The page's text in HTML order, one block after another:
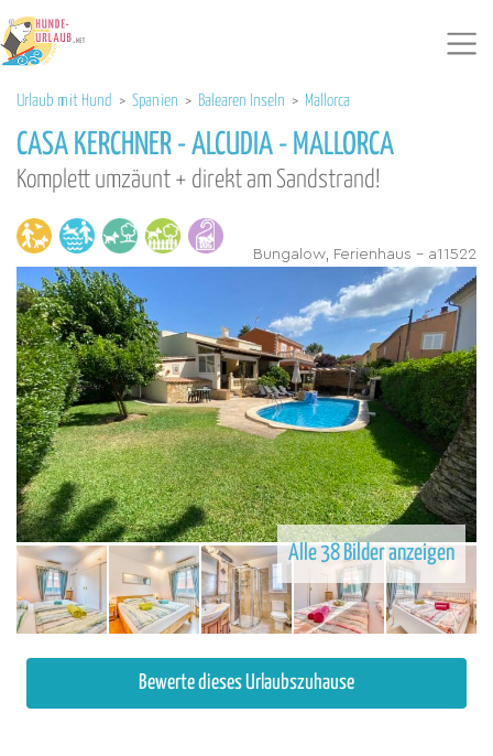
Urlaub mit Hund > Spanien > Balearen Inseln > Mallorca
CASA KERCHNER - ALCUDIA - MALLORCA
Komplett umzäunt + direkt am Sandstrand!
Bungalow, Ferienhaus - a11522
Alle 38 Bilder anzeigen
Bewerte dieses Urlaubszuhause